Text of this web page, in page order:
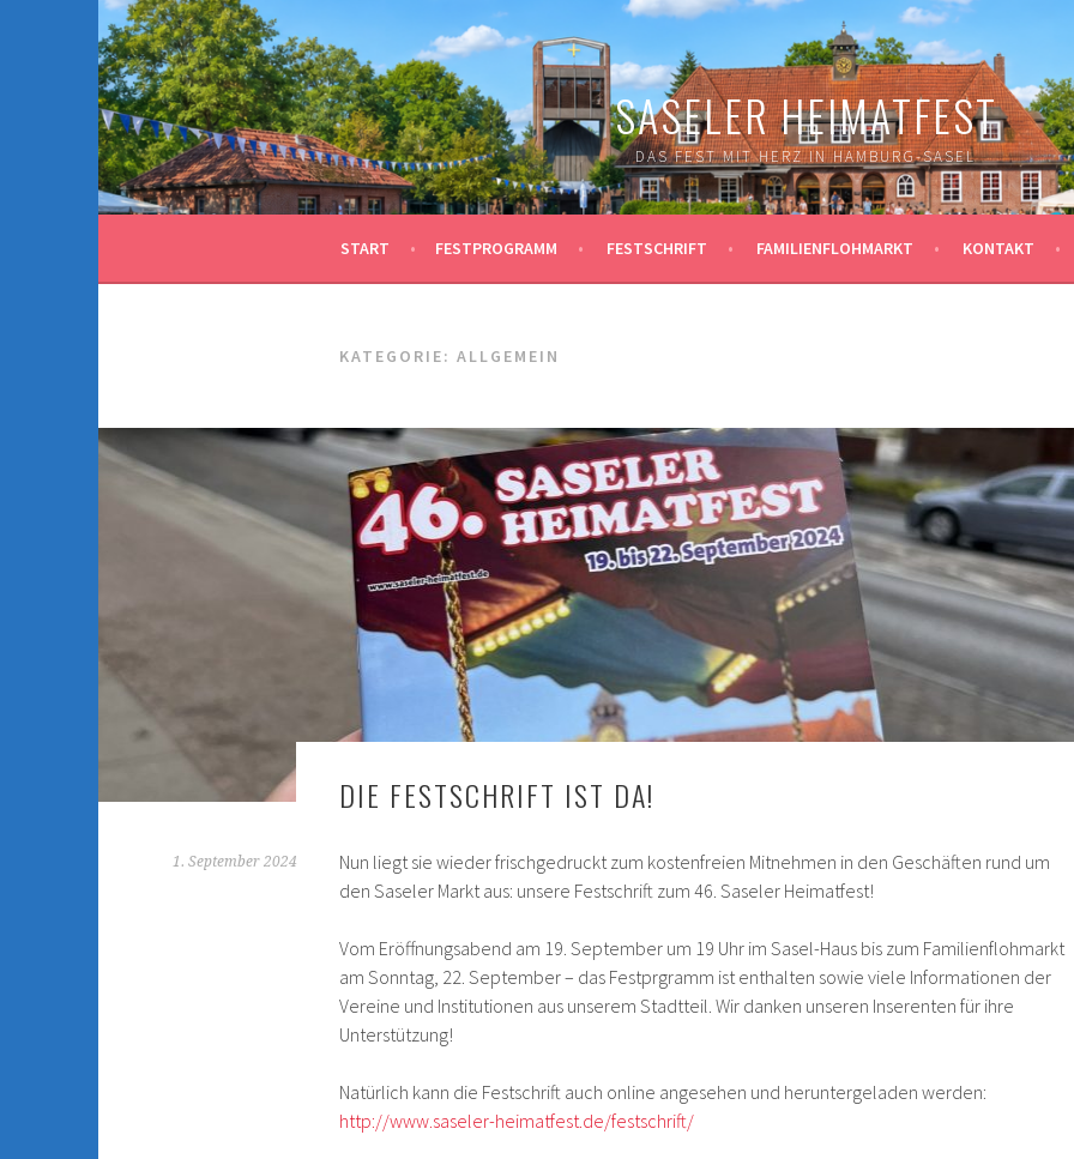
Springe
zum
Inhalt
SASELER HEIMATFEST
DAS FEST MIT HERZ IN HAMBURG-SASEL
START FESTPROGRAMM FESTSCHRIFT FAMILIENFLOHMARKT KONTAKT
KATEGORIE: ALLGEMEIN
DIE FESTSCHRIFT IST DA!
1. September 2024
Nun liegt sie wieder frischgedruckt zum kostenfreien Mitnehmen in den Geschäften rund um
den Saseler Markt aus: unsere Festschrift zum 46. Saseler Heimatfest!
Vom Eröffnungsabend am 19. September um 19 Uhr im Sasel-Haus bis zum Familienflohmarkt
am Sonntag, 22. September – das Festprgramm ist enthalten sowie viele Informationen der
Vereine und Institutionen aus unserem Stadtteil. Wir danken unseren Inserenten für ihre
Unterstützung!
Natürlich kann die Festschrift auch online angesehen und heruntergeladen werden:
http://www.saseler-heimatfest.de/festschrift/